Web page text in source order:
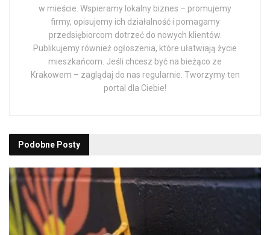
w mieście. Wspieramy lokalny biznes – promujemy
firmy, opisujemy ich działalność i pomagamy
przedsiębiorcom dotrzeć do nowych klientów.
Publikujemy również ogłoszenia, które ułatwiają życie
mieszkańcom. Jeśli chcesz być na bieżąco ze
Krakowem – zaglądaj do nas regularnie. Tworzymy ten
portal dla Ciebie!
Podobne Posty